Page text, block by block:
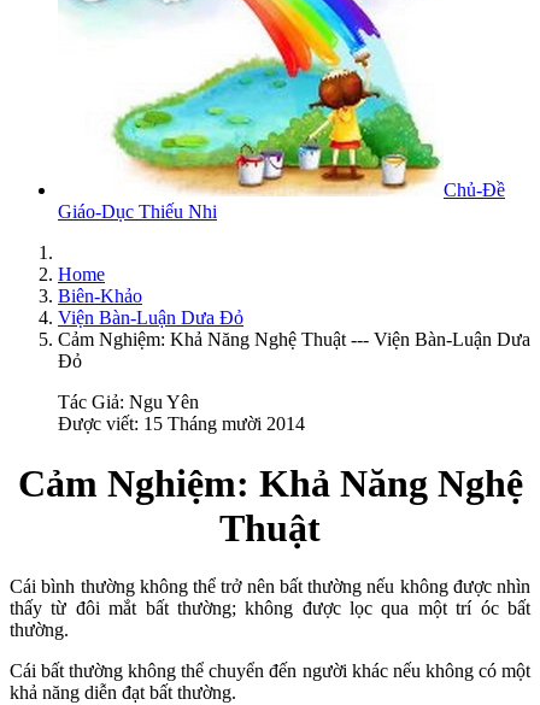
Chủ-Đề
Giáo-Dục Thiếu Nhi
Home
Biên-Khảo
Viện Bàn-Luận Dưa Đỏ
Cảm Nghiệm: Khả Năng Nghệ Thuật --- Viện Bàn-Luận Dưa
Đỏ
Tác Giả: Ngu Yên
Được viết: 15 Tháng mười 2014
Cảm Nghiệm: Khả Năng Nghệ
Thuật
Cái bình thường không thể trở nên bất thường nếu không được nhìn
thấy từ đôi mắt bất thường; không được lọc qua một trí óc bất
thường.
Cái bất thường không thể chuyển đến người khác nếu không có một
khả năng diễn đạt bất thường.